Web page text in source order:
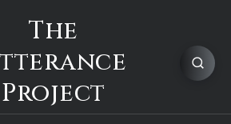
The
Project